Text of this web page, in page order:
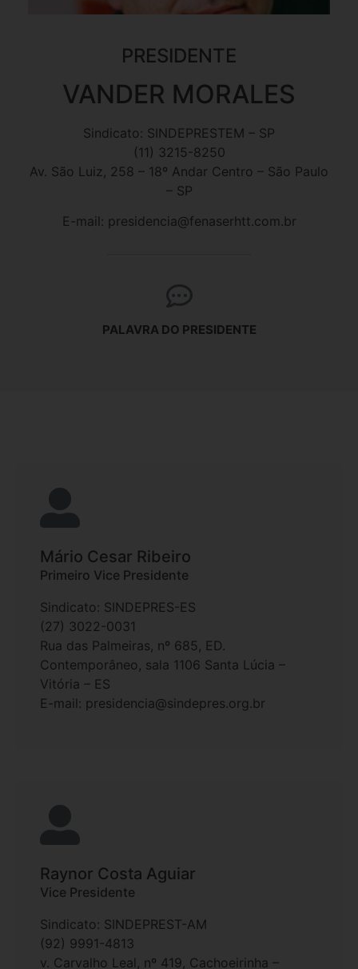
PRESIDENTE
VANDER MORALES
Sindicato: SINDEPRESTEM – SP
(11) 3215-8250
Av. São Luiz, 258 – 18º Andar Centro – São Paulo
– SP
E-mail: presidencia@fenaserhtt.com.br
PALAVRA DO PRESIDENTE
Mário Cesar Ribeiro
Primeiro Vice Presidente
Sindicato: SINDEPRES-ES
(27) 3022-0031
Rua das Palmeiras, nº 685, ED.
Contemporâneo, sala 1106 Santa Lúcia –
Vitória – ES
E-mail: presidencia@sindepres.org.br
Raynor Costa Aguiar
Vice Presidente
Sindicato: SINDEPREST-AM
(92) 9991-4813
v. Carvalho Leal, nº 419, Cachoeirinha –